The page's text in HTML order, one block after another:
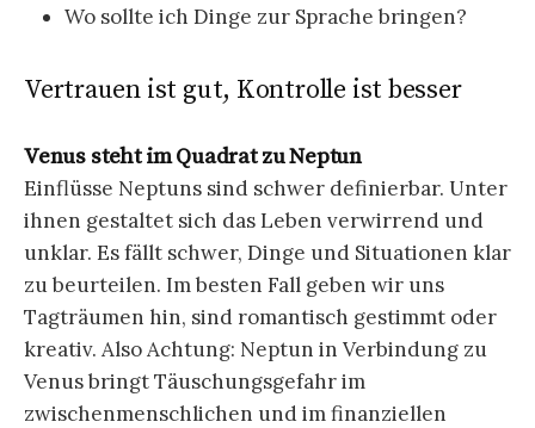
Wo sollte ich Dinge zur Sprache bringen?
Vertrauen ist gut, Kontrolle ist besser
Venus steht im Quadrat zu Neptun
Einflüsse Neptuns sind schwer definierbar. Unter
ihnen gestaltet sich das Leben verwirrend und
unklar. Es fällt schwer, Dinge und Situationen klar
zu beurteilen. Im besten Fall geben wir uns
Tagträumen hin, sind romantisch gestimmt oder
kreativ. Also Achtung: Neptun in Verbindung zu
Venus bringt Täuschungsgefahr im
zwischenmenschlichen und im finanziellen